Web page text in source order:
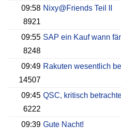
09:58
8921
Nixy@Friends Teil II
09:55
8248
SAP ein Kauf wann
09:49
14507
Rakuten wesentlich
09:45
6222
QSC, kritisch
09:39 Gute Nacht!